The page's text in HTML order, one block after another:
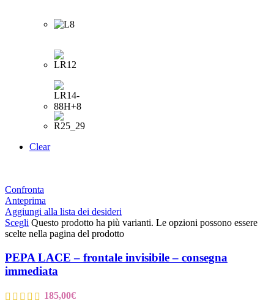
Clear
Confronta
Anteprima
Aggiungi alla lista dei desideri
Scegli Questo prodotto ha più varianti. Le opzioni possono essere
scelte nella pagina del prodotto
PEPA LACE – frontale invisibile – consegna
immediata
185,00€